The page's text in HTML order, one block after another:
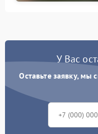
У Вас
Оставьте заявку,